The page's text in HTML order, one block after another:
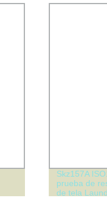
Skz157A
prueba de
de tela